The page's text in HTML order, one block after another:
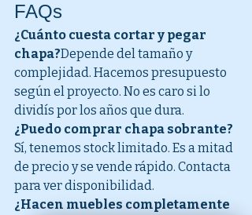
FAQs
¿Cuánto cuesta cortar y pegar
chapa?Depende del tamaño y
complejidad. Hacemos presupuesto
según el proyecto. No es caro si lo
dividís por los años que dura.
¿Puedo comprar chapa sobrante?
Sí, tenemos stock limitado. Es a mitad
de precio y se vende rápido. Contacta
para ver disponibilidad.
¿Hacen muebles completamente